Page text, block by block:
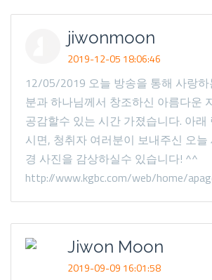
jiwonmoon
2019-12-05 18:06:46
12/05/2019 오늘 방송을 통해 사랑하
분과 하나님께서 창조하신 아름다운
공감할수 있는 시간 가졌습니다. 아래
시면, 청취자 여러분이 보내주신 오늘
경 사진을 감상하실수 있습니다! ^^
http://www.kgbc.com/web/home/
Jiwon Moon
2019-09-09 16:01:58